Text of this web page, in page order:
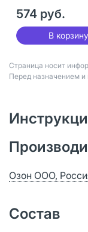
574 руб.
В корзину
Страница носит
Перед назначением
Озон ООО,
Состав